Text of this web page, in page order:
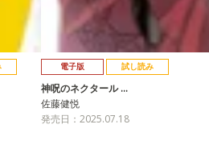
電子版 試し読み
神呪のネクタール …
佐藤健悦
発売日：2025.07.18